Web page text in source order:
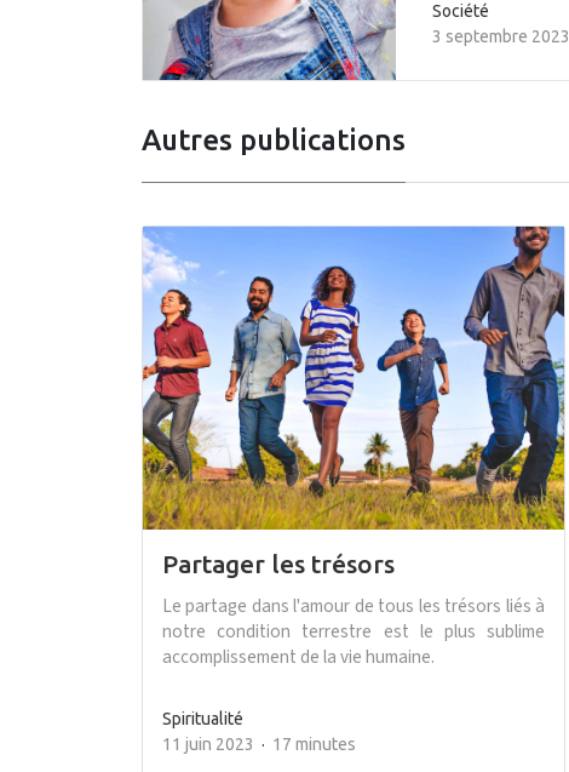
Société
3 septembre 2023
Autres publications
Partager les trésors
Le partage dans l'amour de tous les trésors liés à
notre condition terrestre est le plus sublime
accomplissement de la vie humaine.
Spiritualité
11 juin 2023
17 minutes